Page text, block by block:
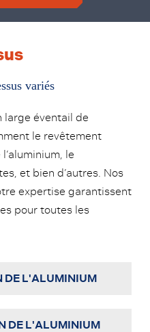
variés
large éventail de
le revêtement
le
et bien d’autres. Nos
expertise garantissent
pour toutes les
DE L'ALUMINIUM
DE L'ALUMINIUM